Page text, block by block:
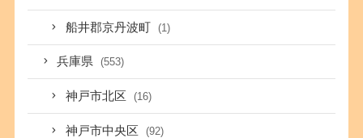
船井郡京丹波町 (1)
兵庫県 (553)
神戸市北区 (16)
神戸市中央区 (92)